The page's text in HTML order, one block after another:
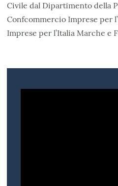
Civile dal Dipartimento della
Confcommercio Imprese per
Imprese per l’Italia Marche e